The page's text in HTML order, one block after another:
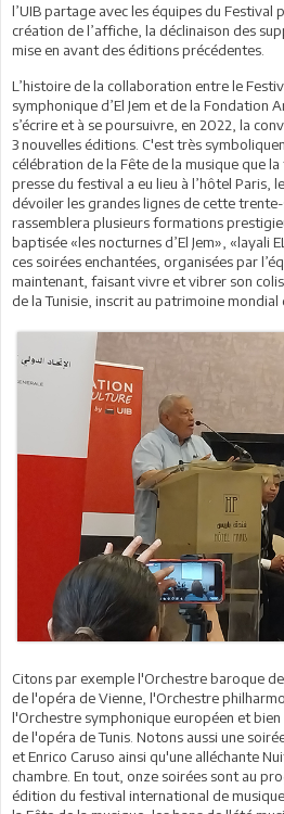
l’UIB partage avec les équipes du Festival
création de l’affiche, la déclinaison des
mise en avant des éditions précédentes.
L’histoire de la collaboration entre le
symphonique d’El Jem et de la Fondation
s’écrire et à se poursuivre, en 2022, la
3 nouvelles éditions. C'est très
célébration de la Fête de la musique que
presse du festival a eu lieu à l’hôtel Paris,
dévoiler les grandes lignes de cette
rassemblera plusieurs formations
baptisée «les nocturnes d’El Jem», «layali
ces soirées enchantées, organisées par
maintenant, faisant vivre et vibrer son
de la Tunisie, inscrit au patrimoine mondial
Citons par exemple l'Orchestre baroque
de l'opéra de Vienne, l'Orchestre
l'Orchestre symphonique européen et
de l'opéra de Tunis. Notons aussi une
et Enrico Caruso ainsi qu'une alléchante
chambre. En tout, onze soirées sont au
édition du festival international de